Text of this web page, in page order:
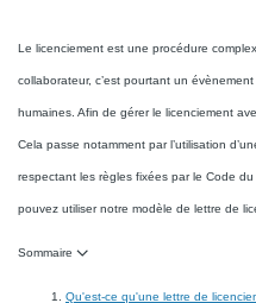
Le licenciement est une procédure
collaborateur, c’est pourtant un
humaines. Afin de gérer le licenciement
Cela passe notamment par l’utilisation
respectant les règles fixées par le Code
pouvez utiliser notre modèle de lettre de
Sommaire
Qu'est-ce qu'une lettre de